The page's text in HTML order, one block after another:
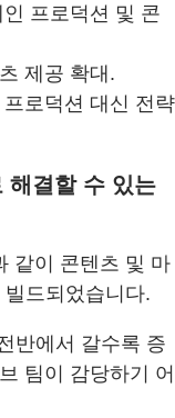
프로덕션 및 콘
제공 확대.
로덕션 대신 전략
해결할 수 있는
같이 콘텐츠 및 마
드되었습니다.
반에서 갈수록 증
팀이 감당하기 어